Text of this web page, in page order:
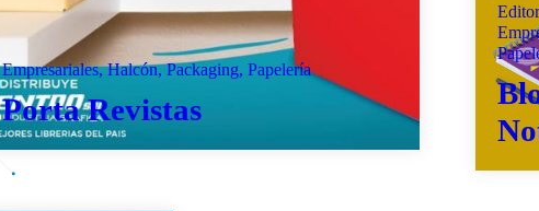
Empresariales, Halcón, Packaging, Papelería
Porta Revistas
Principal
Historia Graficentro
Nuestras Marcas